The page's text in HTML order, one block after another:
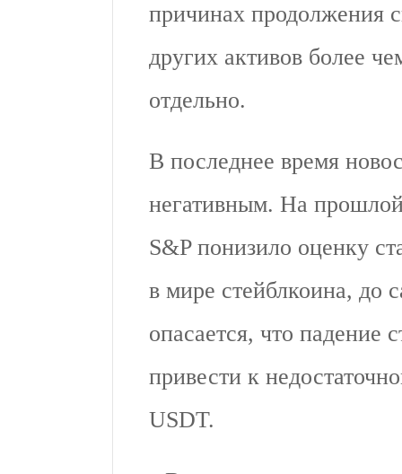
причинах продолжения
других активов более
отдельно.
В последнее время
негативным. На прошлой
S&P понизило оценку
в мире стейблкоина, до
опасается, что падение
привести к
USDT.